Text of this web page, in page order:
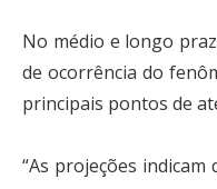
No médio e longo
de ocorrência do
principais pontos de
“As projeções